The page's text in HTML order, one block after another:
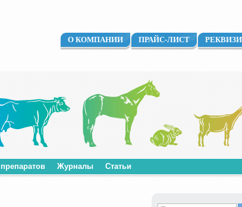
О КОМПАНИИ ПРАЙС-ЛИСТ
препаратов Журналы Статьи